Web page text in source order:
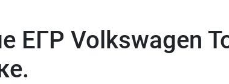
ЕГР Volkswagen